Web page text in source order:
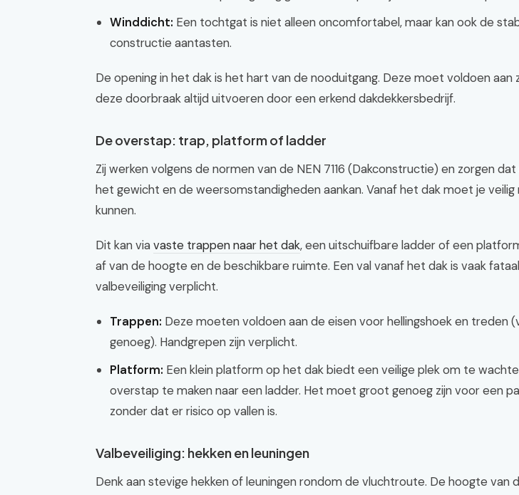
Winddicht: Een tochtgat is niet alleen oncomfortabel, maar kan ook de
constructie aantasten.
De opening in het dak is het hart van de nooduitgang. Deze moet voldoen aan
deze doorbraak altijd uitvoeren door een erkend dakdekkersbedrijf.
De overstap: trap, platform of ladder
Zij werken volgens de normen van de NEN 7116 (Dakconstructie) en zorgen
het gewicht en de weersomstandigheden aankan. Vanaf het dak moet je veilig
kunnen.
Dit kan viavaste trappen naar het dak, een uitschuifbare ladder of een
af van de hoogte en de beschikbare ruimte. Een val vanaf het dak is vaak
valbeveiliging verplicht.
Trappen: Deze moeten voldoen aan de eisen voor hellingshoek en treden
genoeg). Handgrepen zijn verplicht.
Platform: Een klein platform op het dak biedt een veilige plek om te
overstap te maken naar een ladder. Het moet groot genoeg zijn voor een
zonder dat er risico op vallen is.
Valbeveiliging: hekken en leuningen
Denk aan stevige hekken of leuningen rondom de vluchtroute. De hoogte van